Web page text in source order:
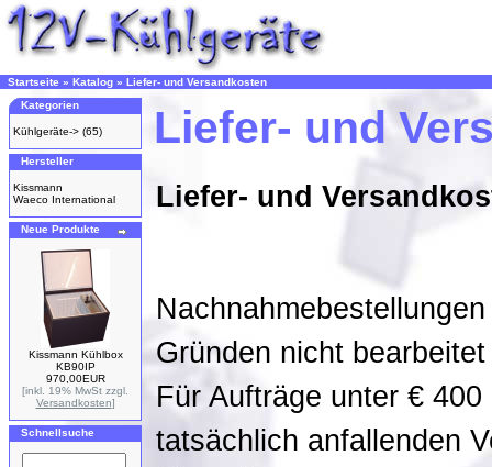
Startseite » Katalog » Liefer- und Versandkosten
Kategorien
Kühlgeräte-> (65)
Hersteller
Kissmann
Waeco International
Neue Produkte
Kissmann Kühlbox
KB90IP
970,00EUR
[inkl. 19% MwSt zzgl.
Versandkosten]
Schnellsuche
Liefer- und
Liefer- und
Gründen nicht
Für Aufträge unter €
tatsächlich anfallenden